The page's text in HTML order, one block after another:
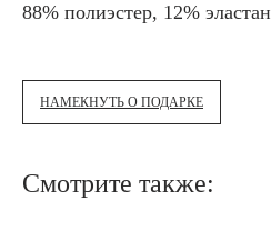
88% полиэстер, 12% эластан
НАМЕКНУТЬ О ПОДАРКЕ
Смотрите также: